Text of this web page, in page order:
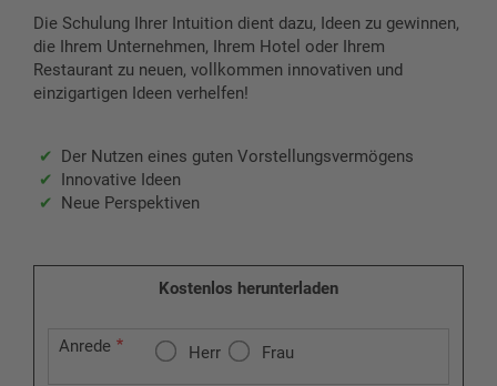
Die Schulung Ihrer Intuition dient dazu, Ideen zu gewinnen,
die Ihrem Unternehmen, Ihrem Hotel oder Ihrem
Restaurant zu neuen, vollkommen innovativen und
einzigartigen Ideen verhelfen!
Der Nutzen eines guten Vorstellungsvermögens
Innovative Ideen
Neue Perspektiven
Kostenlos herunterladen
Anrede Herr Frau